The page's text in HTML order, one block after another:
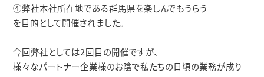
④弊社本社所在地である群馬県を楽しんでもうらう
を目的として開催されました。
今回弊社としては2回目の開催ですが、
様々なパートナー企業様のお陰で私たちの日頃の業務が成り